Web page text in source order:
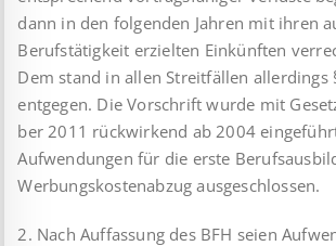
dann in den folgenden Jahren mit ihren
Berufstätigkeit erzielten Einkünften
Dem stand in allen Streitfällen allerdings
entgegen. Die Vorschrift wurde mit
ber 2011 rückwirkend ab 2004
Aufwen­dungen für die erste
Werbungs­kosten­abzug ausgeschlossen.
2. Nach Auffassung des BFH seien